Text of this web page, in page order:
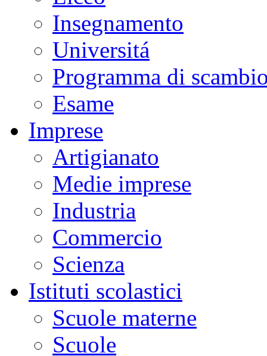
Insegnamento
Universitá
Programma di
Esame
Imprese
Artigianato
Medie imprese
Industria
Commercio
Scienza
Istituti scolastici
Scuole materne
Scuole